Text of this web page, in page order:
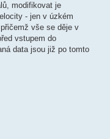
modifikovat je
- jen v úzkém
vše se děje v
vstupem do
data jsou již po tomto